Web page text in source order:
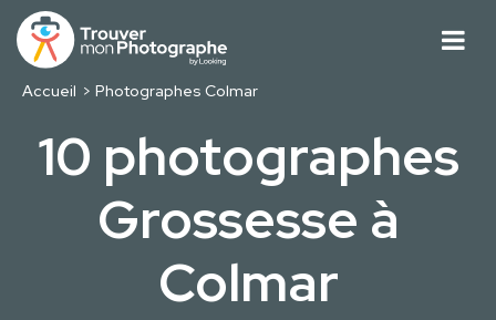
Accueil Photographes Colmar
10 photographes
Grossesse à
Colmar